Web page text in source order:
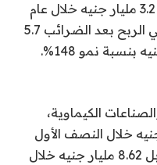
مليار جنيه خلال عام 2024 مقابل 3.2 مليار جنيه خلال عام
2023 بنسبة نمو 72%، وبلغ صافي الربح بعد الضرائب 5.7
الكيماوية،
بلغت 10.25 مليار جنيه خلال النصف الأول
من العام المالي 2024/2025 مقابل 8.62 مليار جنيه خلال